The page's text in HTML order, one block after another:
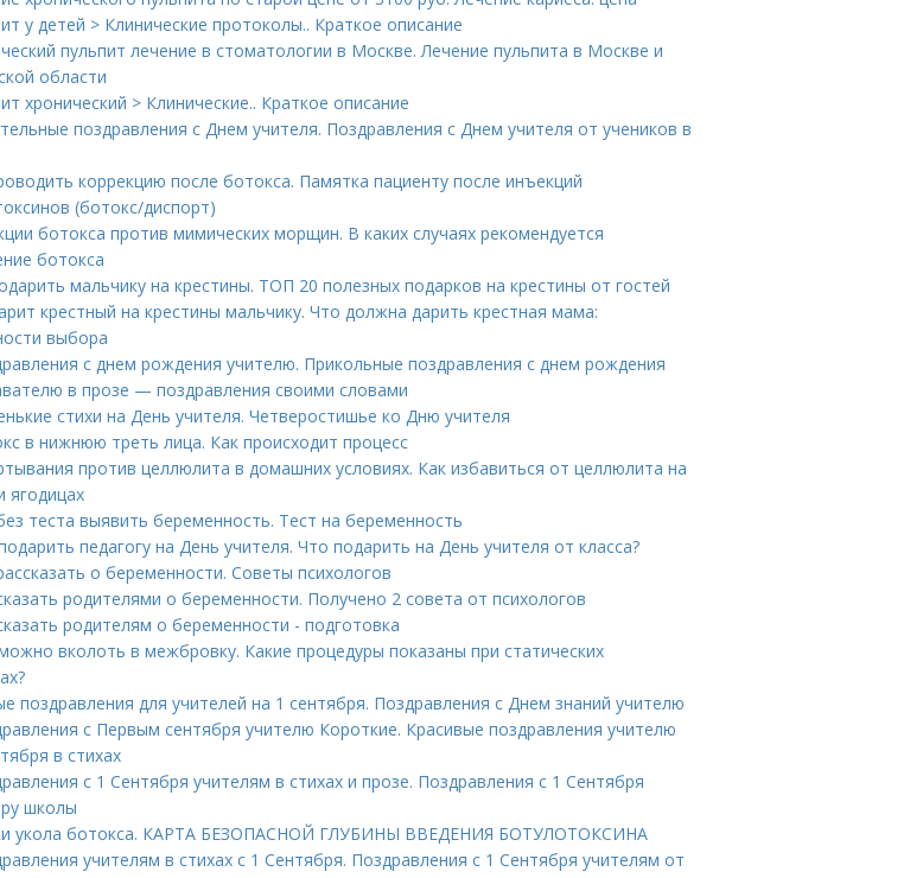
у детей > Клинические протоколы.. Краткое описание
пульпит лечение в стоматологии в Москве. Лечение пульпита в Москве и
области
хронический > Клинические.. Краткое описание
поздравления с Днем учителя. Поздравления с Днем учителя от учеников в
коррекцию после ботокса. Памятка пациенту после инъекций
(ботокс/диспорт)
ботокса против мимических морщин. В каких случаях рекомендуется
ботокса
мальчику на крестины. ТОП 20 полезных подарков на крестины от гостей
крестный на крестины мальчику. Что должна дарить крестная мама:
выбора
с днем рождения учителю. Прикольные поздравления с днем рождения
в прозе — поздравления своими словами
стихи на День учителя. Четверостишье ко Дню учителя
в нижнюю треть лица. Как происходит процесс
против целлюлита в домашних условиях. Как избавиться от целлюлита на
ягодицах
теста выявить беременность. Тест на беременность
педагогу на День учителя. Что подарить на День учителя от класса?
о беременности. Советы психологов
родителями о беременности. Получено 2 совета от психологов
родителям о беременности - подготовка
вколоть в межбровку. Какие процедуры показаны при статических
поздравления для учителей на 1 сентября. Поздравления с Днем знаний учителю
с Первым сентября учителю Короткие. Красивые поздравления учителю
в стихах
с 1 Сентября учителям в стихах и прозе. Поздравления с 1 Сентября
школы
укола ботокса. КАРТА БЕЗОПАСНОЙ ГЛУБИНЫ ВВЕДЕНИЯ БОТУЛОТОКСИНА
учителям в стихах с 1 Сентября. Поздравления с 1 Сентября учителям от